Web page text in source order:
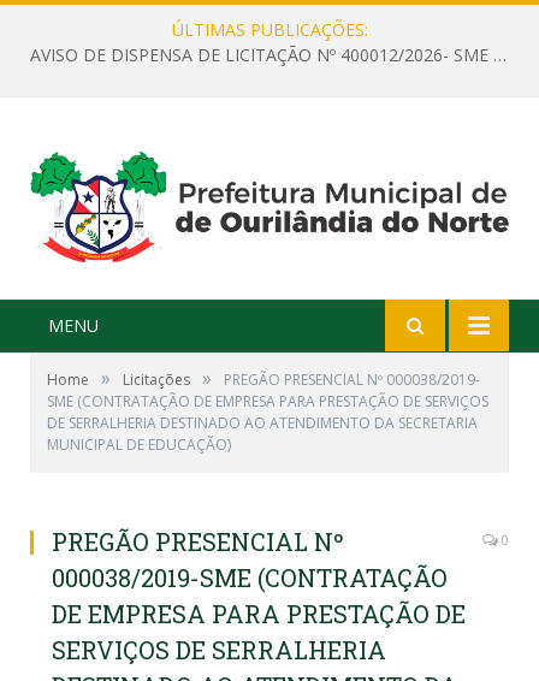
ÚLTIMAS PUBLICAÇÕES:
AVISO DE DISPENSA DE LICITAÇÃO Nº 400012/2026- SME – CONTRATAÇÃO DE EMPRESA ESPECIALIZADA PARA LOCAÇÃO DE ÔNIBUS EXECUTIVO COM CAPACIDADE DE 60 (SESSENTA) POLTRONAS, PARA TRANSPORTAR PROFESSORES RESPONSÁVEIS E ALUNOS PARA BRASÍLIA, COM SAÍDA DIA 10/08/2026 E RETORNO DIA 14/08/2026
MENU
Home » Licitações »
PREGÃO PRESENCIAL Nº 000038/2019-
SME (CONTRATAÇÃO DE EMPRESA PARA PRESTAÇÃO DE SERVIÇOS
DE SERRALHERIA DESTINADO AO ATENDIMENTO DA SECRETARIA
MUNICIPAL DE EDUCAÇÃO)
PREGÃO PRESENCIAL Nº
000038/2019-SME (CONTRATAÇÃO
DE EMPRESA PARA PRESTAÇÃO DE
SERVIÇOS DE SERRALHERIA
0